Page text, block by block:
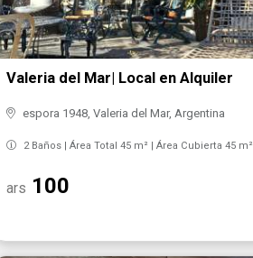
Valeria del Mar| Local en Alquiler
espora 1948, Valeria del Mar, Argentina
2 Baños | Área Total 45 m² | Área Cubierta 45 m²
ars 100